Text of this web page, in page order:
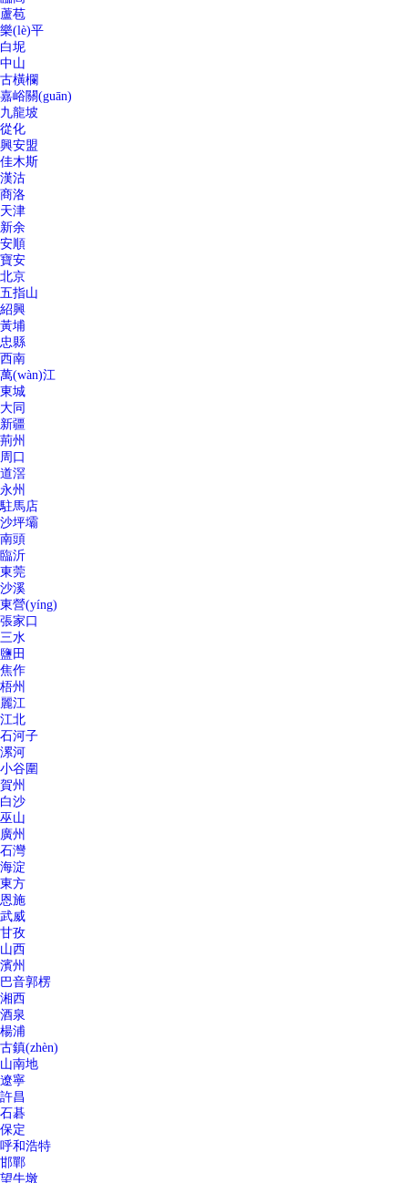
蘆苞
樂(lè)平
白坭
中山
古橫欄
嘉峪關(guān)
九龍坡
從化
興安盟
佳木斯
漢沽
商洛
天津
新余
安順
寶安
北京
五指山
紹興
黃埔
忠縣
西南
萬(wàn)江
東城
大同
新疆
荊州
周口
道滘
永州
駐馬店
沙坪壩
南頭
臨沂
東莞
沙溪
東營(yíng)
張家口
三水
鹽田
焦作
梧州
麗江
江北
石河子
漯河
小谷圍
賀州
白沙
巫山
廣州
石灣
海淀
東方
恩施
武威
甘孜
山西
濱州
巴音郭楞
湘西
酒泉
楊浦
古鎮(zhèn)
山南地
遼寧
許昌
石碁
保定
呼和浩特
邯鄲
望牛墩